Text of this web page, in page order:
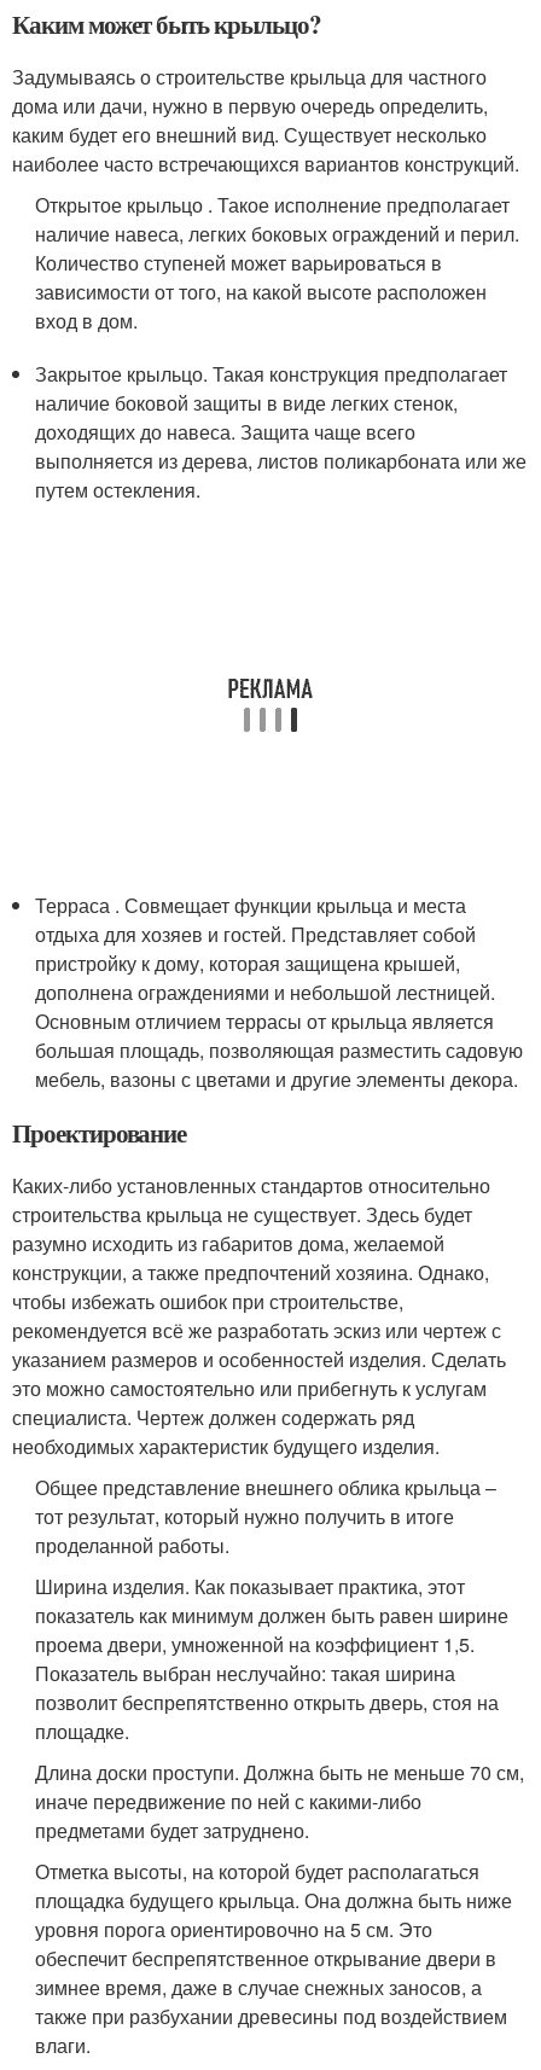
Каким может быть крыльцо?
Задумываясь о строительстве крыльца для частного
дома или дачи, нужно в первую очередь определить,
каким будет его внешний вид. Существует несколько
наиболее часто встречающихся вариантов конструкций.
Открытое крыльцо . Такое исполнение предполагает
наличие навеса, легких боковых ограждений и перил.
Количество ступеней может варьироваться в
зависимости от того, на какой высоте расположен
вход в дом.
Закрытое крыльцо. Такая конструкция предполагает
наличие боковой защиты в виде легких стенок,
доходящих до навеса. Защита чаще всего
выполняется из дерева, листов поликарбоната или же
путем остекления.
Терраса . Совмещает функции крыльца и места
отдыха для хозяев и гостей. Представляет собой
пристройку к дому, которая защищена крышей,
дополнена ограждениями и небольшой лестницей.
Основным отличием террасы от крыльца является
большая площадь, позволяющая разместить садовую
мебель, вазоны с цветами и другие элементы декора.
Проектирование
Каких-либо установленных стандартов относительно
строительства крыльца не существует. Здесь будет
разумно исходить из габаритов дома, желаемой
конструкции, а также предпочтений хозяина. Однако,
чтобы избежать ошибок при строительстве,
рекомендуется всё же разработать эскиз или чертеж с
указанием размеров и особенностей изделия. Сделать
это можно самостоятельно или прибегнуть к услугам
специалиста. Чертеж должен содержать ряд
необходимых характеристик будущего изделия.
Общее представление внешнего облика крыльца –
тот результат, который нужно получить в итоге
проделанной работы.
Ширина изделия. Как показывает практика, этот
показатель как минимум должен быть равен ширине
проема двери, умноженной на коэффициент 1,5.
Показатель выбран неслучайно: такая ширина
позволит беспрепятственно открыть дверь, стоя на
площадке.
Длина доски проступи. Должна быть не меньше 70 см,
иначе передвижение по ней с какими-либо
предметами будет затруднено.
Отметка высоты, на которой будет располагаться
площадка будущего крыльца. Она должна быть ниже
уровня порога ориентировочно на 5 см. Это
обеспечит беспрепятственное открывание двери в
зимнее время, даже в случае снежных заносов, а
также при разбухании древесины под воздействием
влаги.